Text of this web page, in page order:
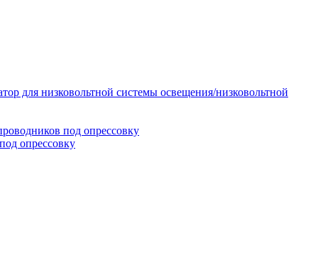
для низковольтной системы освещения/низковольтной
под опрессовку
опрессовку